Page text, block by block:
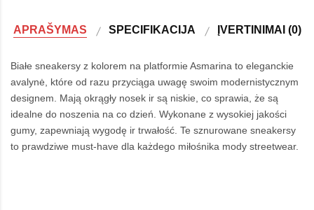
APRAŠYMAS SPECIFIKACIJA ĮVERTINIMAI (0)
Białe sneakersy z kolorem na platformie Asmarina to eleganckie
avalynė, które od razu przyciąga uwagę swoim modernistycznym
designem. Mają okrągły nosek ir są niskie, co sprawia, że są
idealne do noszenia na co dzień. Wykonane z wysokiej jakości
gumy, zapewniają wygodę ir trwałość. Te sznurowane sneakersy
to prawdziwe must-have dla każdego miłośnika mody streetwear.